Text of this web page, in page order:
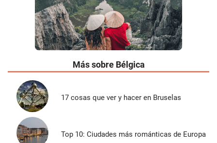
Más sobre Bélgica
17 cosas que ver y hacer en Bruselas
Top 10: Ciudades más románticas de Europa